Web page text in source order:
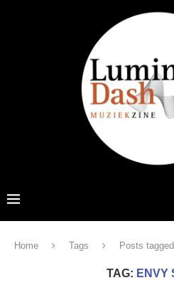
Home Tags Posts
TAG: ENVY